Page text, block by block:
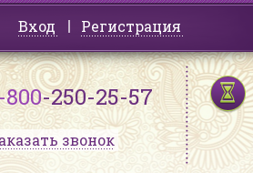
Вход Регистрация
-250-25-57
звонок